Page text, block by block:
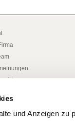
und Anzeigen zu